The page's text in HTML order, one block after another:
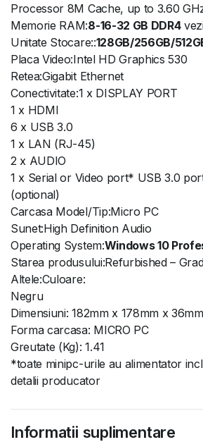
Processor 8M Cache, up to 3.60
Memorie RAM:8-16-32 GB DDR4
Unitate Stocare::128GB/256GB/
Placa Video:Intel HD Graphics 530
Retea:Gigabit Ethernet
Conectivitate:1 x DISPLAY PORT
1 x HDMI
6 x USB 3.0
1 x LAN (RJ-45)
2 x AUDIO
1 x Serial or Video port* USB 3.0
(optional)
Carcasa Model/Tip:Micro PC
Sunet:High Definition Audio
Operating System:Windows 10
Starea produsului:Refurbished –
Altele:Culoare:
Negru
Dimensiuni: 182mm x 178mm x 36mm
Forma carcasa: MICRO PC
Greutate (Kg): 1.41
*toate minipc-urile au alimentator
detalii producator
Informatii suplimentare